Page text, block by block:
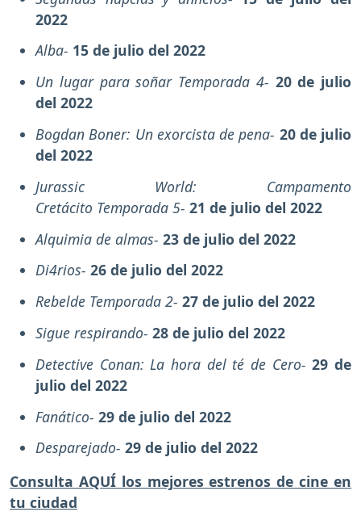
2022
Alba- 15 de julio del 2022
Un lugar para soñar Temporada 4- 20 de julio
del 2022
Bogdan Boner: Un exorcista de pena- 20 de julio
del 2022
Jurassic World: Campamento
Cretácito Temporada 5- 21 de julio del 2022
Alquimia de almas- 23 de julio del 2022
Di4rios- 26 de julio del 2022
Rebelde Temporada 2- 27 de julio del 2022
Sigue respirando- 28 de julio del 2022
Detective Conan: La hora del té de Cero-29 de
julio del 2022
Fanático- 29 de julio del 2022
Desparejado- 29 de julio del 2022
Consulta AQUÍ los mejores estrenos de cine en
tu ciudad